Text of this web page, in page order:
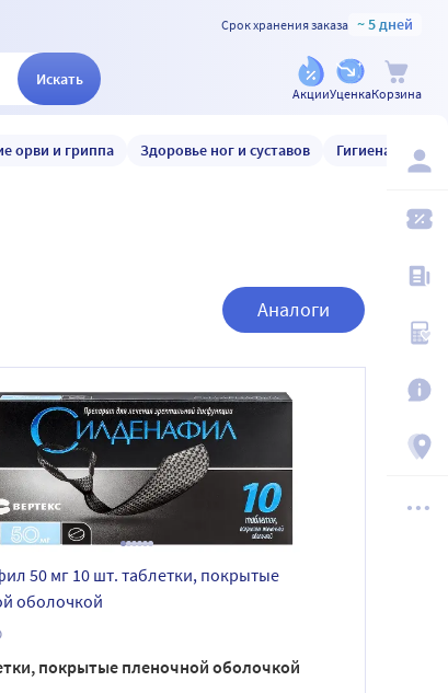
Срок хранения заказа ~ 5 дней
Искать
АкцииУценкаКорзина
орви и гриппа Здоровье ног и суставов Гигиена и уход
Аналоги
50 мг 10 шт. таблетки, покрытые
оболочкой
покрытые пленочной оболочкой